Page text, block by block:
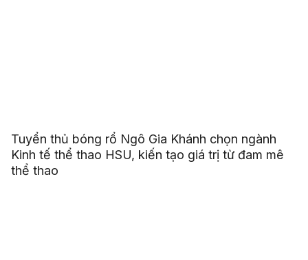
Tuyển thủ bóng rổ Ngô Gia Khánh chọn ngành
Kinh tế thể thao HSU, kiến tạo giá trị từ đam mê
thể thao